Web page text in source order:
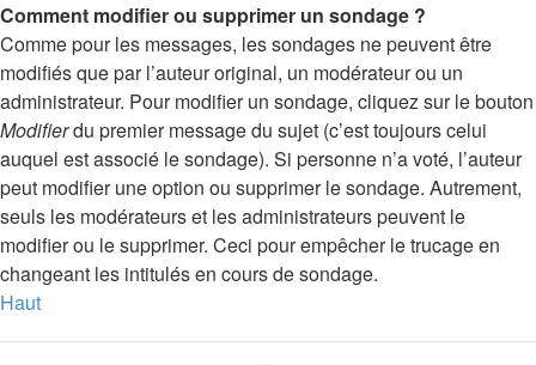
Comment modifier ou supprimer un sondage ?
Comme pour les messages, les sondages ne peuvent être
modifiés que par l’auteur original, un modérateur ou un
administrateur. Pour modifier un sondage, cliquez sur le bouton
Modifierdu premier message du sujet (c’est toujours celui
auquel est associé le sondage). Si personne n’a voté, l’auteur
peut modifier une option ou supprimer le sondage. Autrement,
seuls les modérateurs et les administrateurs peuvent le
modifier ou le supprimer. Ceci pour empêcher le trucage en
changeant les intitulés en cours de sondage.
Haut